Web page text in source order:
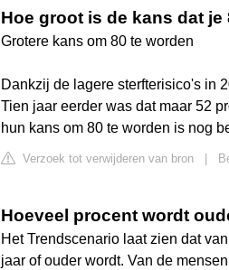
Hoe groot is de kans dat je
Grotere kans om 80 te worden
Dankzij de lagere sterfterisico's in
Tien jaar eerder was dat maar 52
hun kans om 80 te worden is nog
Verzoek tot verwijderen van bron
Hoeveel procent wordt
Het Trendscenario laat zien dat
jaar of ouder wordt. Van de